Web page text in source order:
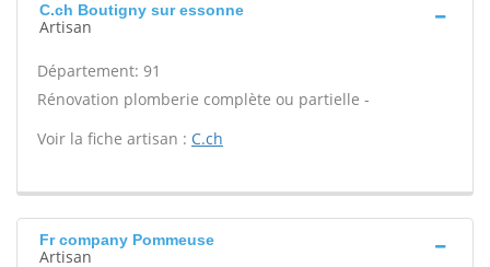
C.ch Boutigny sur essonne
Artisan
Département: 91
Rénovation plomberie complète ou partielle -
Voir la fiche artisan : C.ch
Fr company Pommeuse
Artisan